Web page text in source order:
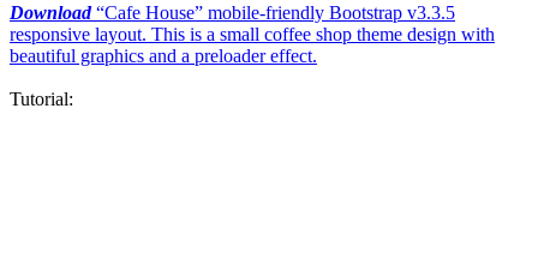
Download“Cafe House” mobile-friendly Bootstrap v3.3.5
responsive layout. This is a small coffee shop theme design with
beautiful graphics and a preloader effect.
Tutorial: